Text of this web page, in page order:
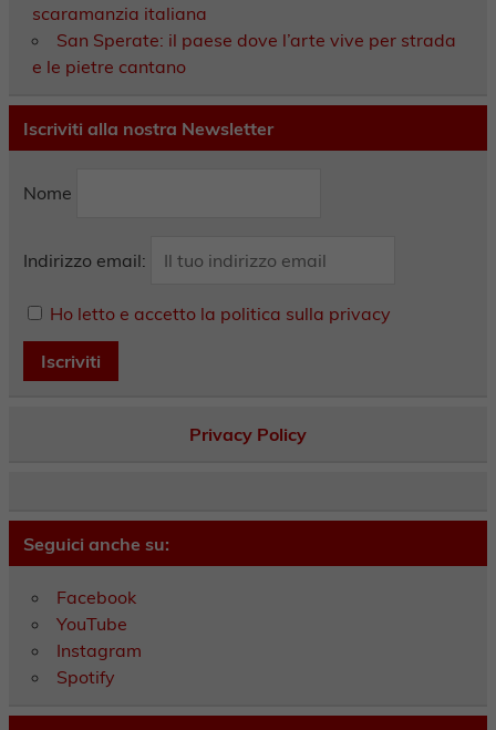
scaramanzia italiana
San Sperate: il paese dove l’arte vive per strada
e le pietre cantano
Iscriviti alla nostra Newsletter
Nome
Indirizzo email:
Ho letto e accetto la politica sulla privacy
Privacy Policy
Seguici anche su:
Facebook
YouTube
Instagram
Spotify